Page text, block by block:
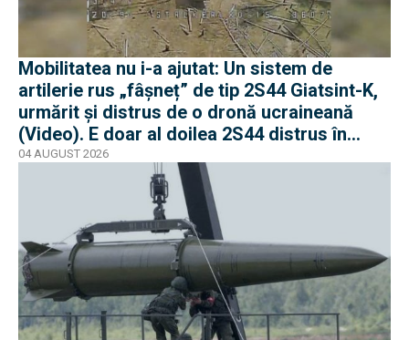
Mobilitatea nu i-a ajutat: Un sistem de
artilerie rus „fâșneț” de tip 2S44 Giatsint-K,
urmărit și distrus de o dronă ucraineană
(Video). E doar al doilea 2S44 distrus în
război
04 AUGUST 2026